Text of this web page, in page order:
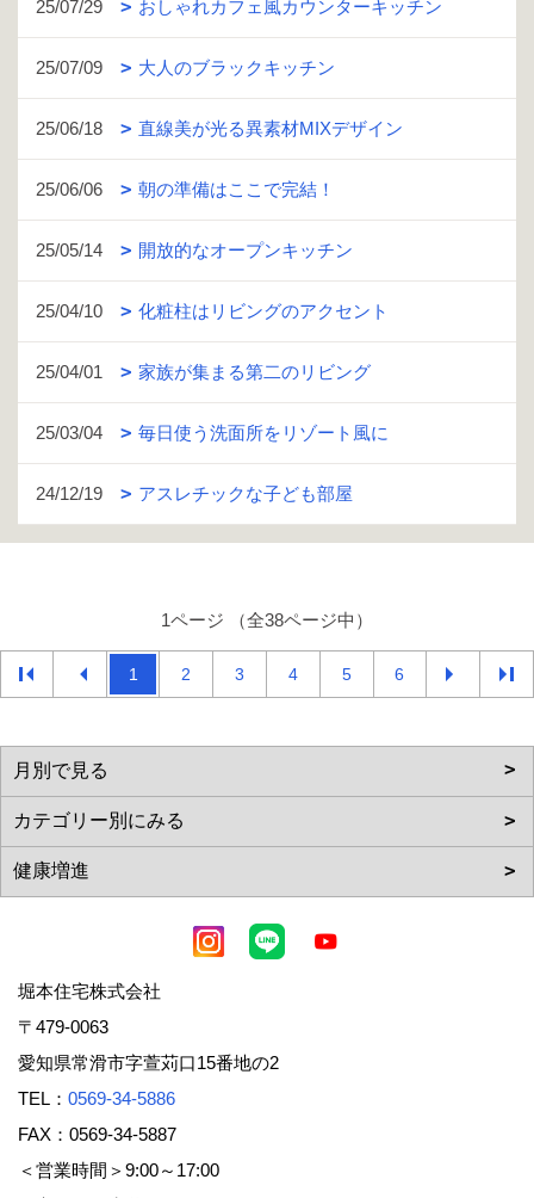
25/07/29 おしゃれカフェ風カウンターキッチン
25/07/09 大人のブラックキッチン
25/06/18 直線美が光る異素材MIXデザイン
25/06/06 朝の準備はここで完結！
25/05/14 開放的なオープンキッチン
25/04/10 化粧柱はリビングのアクセント
25/04/01 家族が集まる第二のリビング
25/03/04 毎日使う洗面所をリゾート風に
24/12/19 アスレチックな子ども部屋
1ページ （全38ページ中）
1 2 3 4 5 6
堀本住宅株式会社
〒479-0063
愛知県常滑市字萱苅口15番地の2
TEL： 0569-34-5886
FAX：0569-34-5887
＜営業時間＞9:00～17:00